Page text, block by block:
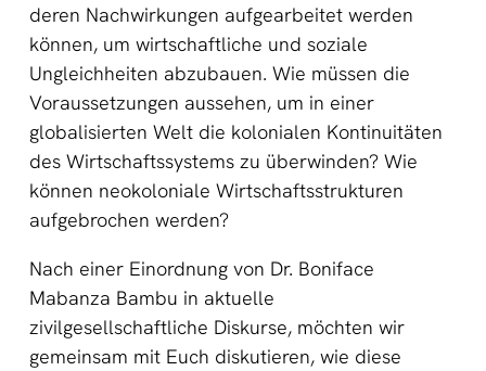
deren Nachwirkungen aufgearbeitet werden
können, um wirtschaftliche und soziale
Ungleichheiten abzubauen. Wie müssen die
Voraus­setzungen aussehen, um in einer
globalisierten Welt die kolonialen Kontinuitä­ten
des Wirtschaftssystems zu überwinden? Wie
können neokoloniale Wirt­schaftsstrukturen
aufgebrochen werden?
Nach einer Einordnung von Dr. Boniface
Mabanza Bambu in aktuelle
zivilgesellschaftliche Diskurse, möchten wir
gemeinsam mit Euch diskutieren, wie diese